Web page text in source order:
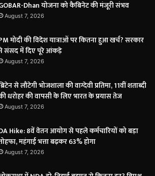
Dhan योजना को कैबिनेट की मंजूरी संभव
August 7, 2026
मोदी की विदेश यात्राओं पर कितना हुआ खर्च? सरकार
संसद में दिए पूरे आंकड़े
August 7, 2026
से लौटेगी भोजशाला की वाग्देवी प्रतिमा, 11वीं शताब्दी
धरोहर की वापसी के लिए भारत के प्रयास तेज
August 7, 2026
Hike: 8वें वेतन आयोग से पहले कर्मचारियों को बड़ा
महंगाई भत्ता बढ़कर 63% होगा
August 7, 2026